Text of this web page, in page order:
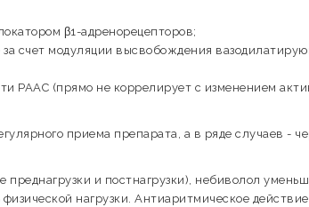
β1-адренорецепторов;
счет модуляции высвобождения
РААС (прямо не коррелирует с изменением
приема препарата, а в ряде случаев -
и постнагрузки), небиволол
нагрузки. Антиаритмическое действие